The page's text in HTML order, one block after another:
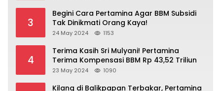
3
Begini Cara Pertamina Agar BBM Subsidi
Tak Dinikmati Orang Kaya!
24 May 2024 1153
4
Terima Kasih Sri Mulyani! Pertamina
Terima Kompensasi BBM Rp 43,52 Triliun
23 May 2024 1090
Kilang di Balikpapan Terbakar, Pertamina